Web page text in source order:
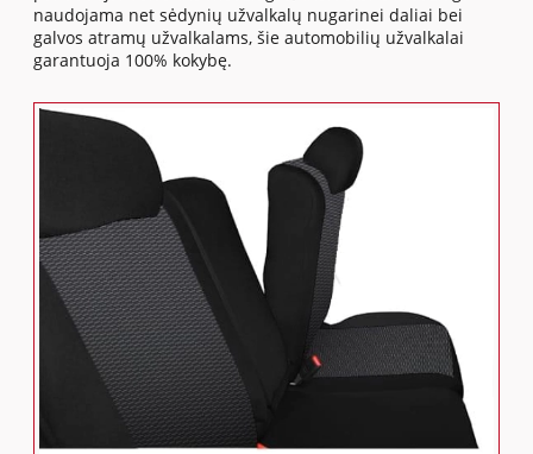
naudojama net sėdynių užvalkalų nugarinei daliai bei
galvos atramų užvalkalams, šie automobilių užvalkalai
garantuoja 100% kokybę.